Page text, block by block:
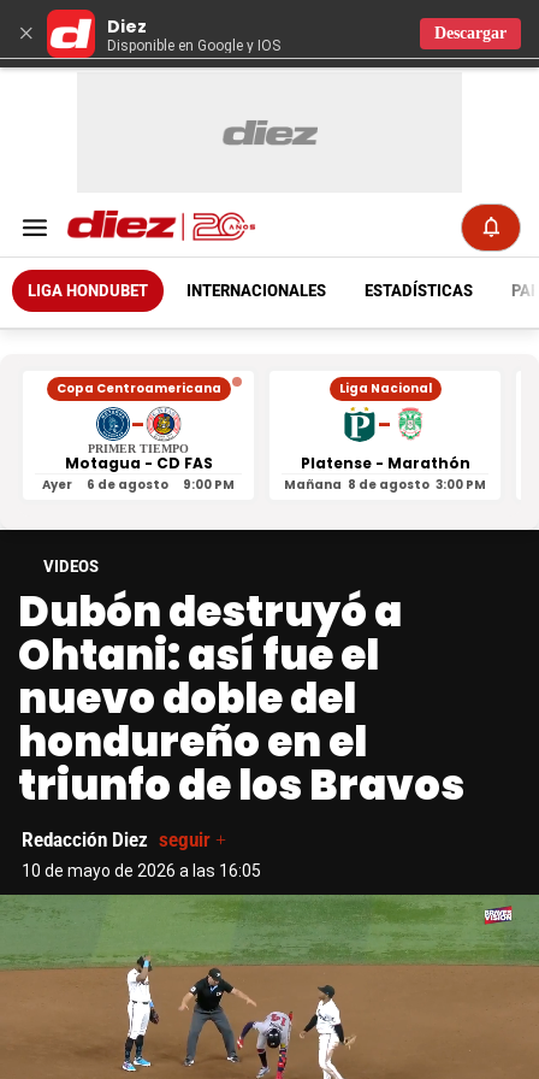
× Diez
Disponible en Google y IOS
Descargar
LIGA HONDUBET INTERNACIONALES ESTADÍSTICAS
Copa Centroamericana
-
PRIMER TIEMPO
Motagua - CD FAS
Ayer 6 de agosto 9:00 PM
Liga Nacional
-
Platense - Marathón
Mañana 8 de agosto 3:00 PM
VIDEOS
Dubón destruyó a
Ohtani: así fue el
nuevo doble del
hondureño en el
triunfo de los Bravos
Redacción Diez seguir +
10 de mayo de 2026 a las 16:05